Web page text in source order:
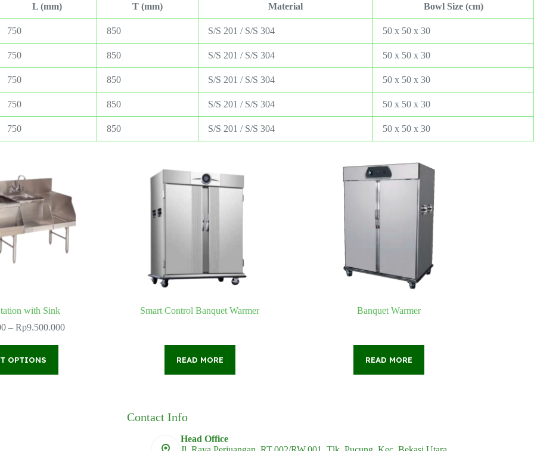
L (mm) T (mm) Material Bowl Size (cm)
750 850 S/S 201 / S/S 304 50 x 50 x 30
750 850 S/S 201 / S/S 304 50 x 50 x 30
750 850 S/S 201 / S/S 304 50 x 50 x 30
750 850 S/S 201 / S/S 304 50 x 50 x 30
750 850 S/S 201 / S/S 304 50 x 50 x 30
with Sink
– Rp9.500.000Price
OPTIONS
product
Smart Control Banquet Warmer
READ MORE
Banquet Warmer
READ MORE
Contact Info
Head Office